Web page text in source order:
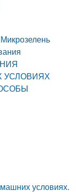
УСЛОВИЯХ
условиях.